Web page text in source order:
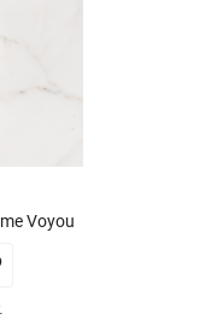
Voyou